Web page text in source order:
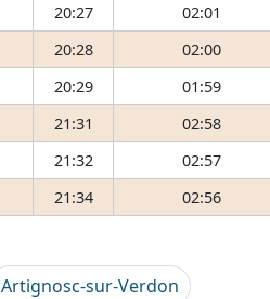
20:27
02:01
20:28
02:00
20:29
01:59
21:31
02:58
21:32
02:57
21:34 02:56
Artignosc-sur-Verdon